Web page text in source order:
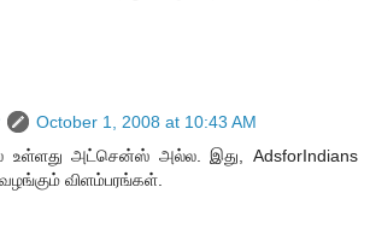
October 1, 2008 at 10:43 AM
உள்ளது அட்சென்ஸ் அல்ல. இது, AdsforIndians
விளம்பரங்கள்.